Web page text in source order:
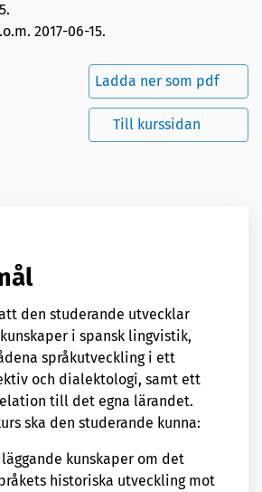
.
2017-06-15.
Ladda ner som pdf
Till kurssidan
den studerande utvecklar
i spansk lingvistik,
språkutveckling i ett
och dialektologi, samt ett
till det egna lärandet.
ska den studerande kunna:
kunskaper om det
historiska utveckling mot